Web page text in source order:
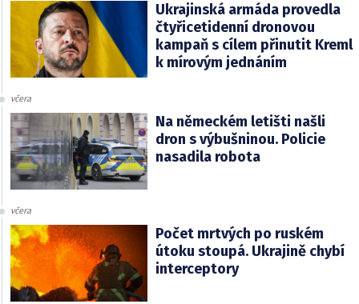
Ukrajinská armáda provedla
čtyřicetidenní dronovou
kampaň s cílem přinutit Kreml
k mírovým jednáním
včera
Na německém letišti našli
dron s výbušninou. Policie
nasadila robota
včera
Počet mrtvých po ruském
útoku stoupá. Ukrajině chybí
interceptory